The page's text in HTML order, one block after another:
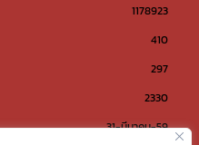
1178923
410
297
2330
31-มีนาคม-59